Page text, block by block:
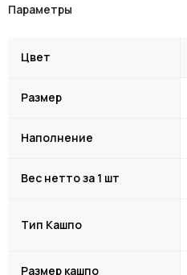
Параметры
Цвет
Размер
Наполнение
Вес нетто за 1 шт
Тип Кашпо
Размер кашпо